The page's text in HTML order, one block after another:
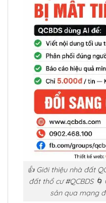
👍 Giới thiệu nhà đất
đất thổ cư #QCBDS
sản qua mạng